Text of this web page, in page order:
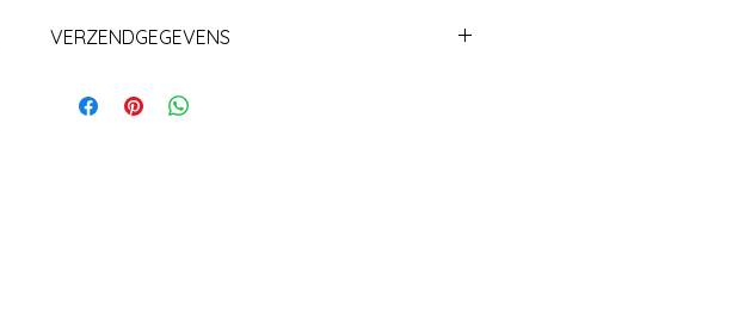
VERZENDGEGEVENS